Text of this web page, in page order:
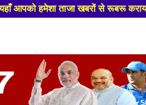
से रूबरू कराया जाएगा , खबर ओर